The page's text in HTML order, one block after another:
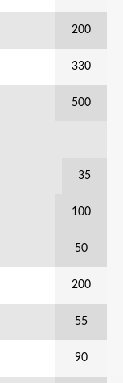
200
330
500
35
100
50
200
55
90